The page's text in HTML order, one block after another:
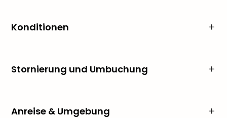
Konditionen
Stornierung und Umbuchung
Anreise & Umgebung